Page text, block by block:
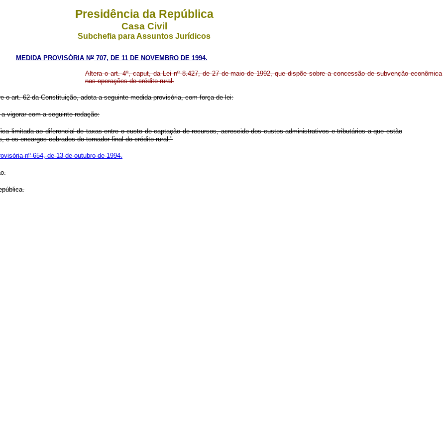
Presidência da República
Casa Civil
Subchefia para Assuntos Jurídicos
MEDIDA PROVISÓRIA No707, DE 11 DE NOVEMBRO DE 1994.
Altera o art. 4º, caput, da Lei nº 8.427, de 27 de maio de 1992, que dispõe sobre a concessão de subvenção econômica
nas operações de crédito rural.
o art. 62 da Constituição, adota a seguinte medida provisória, com força de lei:
vigorar com a seguinte redação:
limitada ao diferencial de taxas entre o custo de captação de recursos, acrescido dos custos administrativos e tributários a que estão
os encargos cobrados do tomador final do crédito rural."
nº 654, de 13 de outubro de 1994.